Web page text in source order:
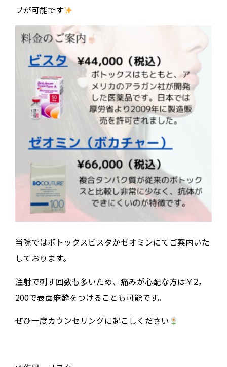
プが可能です
当院ではボトックスビスタかゼオミンにてご案内いた
しております。
注射で刺す回数も多いため、痛みが心配な方は￥2，
200で表面麻酔をつけることも可能です。
ぜひ一度カウンセリングに起こしください